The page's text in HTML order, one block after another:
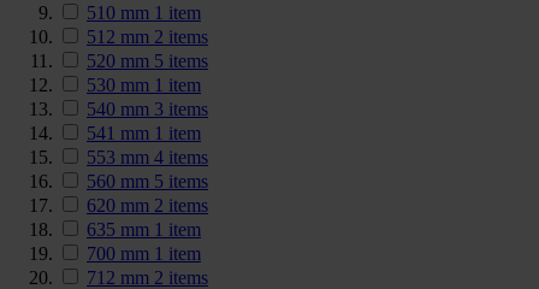
510 mm 1 item
512 mm 2 items
520 mm 5 items
530 mm 1 item
540 mm 3 items
541 mm 1 item
553 mm 4 items
560 mm 5 items
620 mm 2 items
635 mm 1 item
700 mm 1 item
712 mm 2 items